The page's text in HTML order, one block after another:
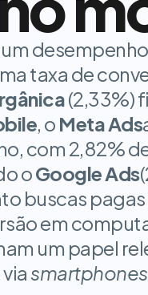
taxa de
(2,33%)
, o Meta Ads
com 2,82%
oGoogle Ads
buscas
em
um papel
smartphones